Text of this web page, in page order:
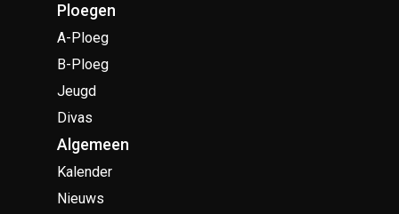
Ploegen
A-Ploeg
B-Ploeg
Jeugd
Divas
Algemeen
Kalender
Nieuws